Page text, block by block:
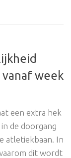
vanaf week
een extra hek
de doorgang
atletiekbaan. In
dit wordt